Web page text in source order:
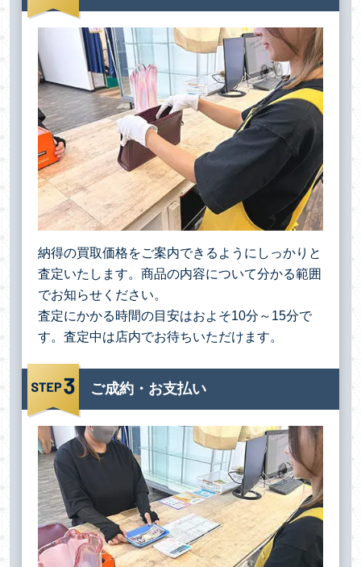
納得の買取価格をご案内できるようにしっかりと
査定いたします。商品の内容について分かる範囲
でお知らせください。
査定にかかる時間の目安はおよそ10分～15分で
す。査定中は店内でお待ちいただけます。
ご成約・お支払い